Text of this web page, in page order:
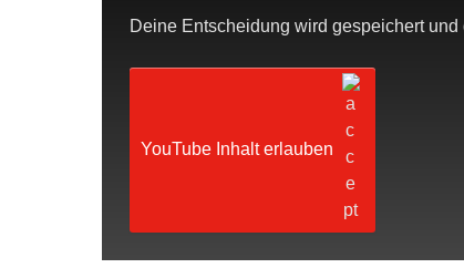
Deine Entscheidung wird gespeichert
YouTube Inhalt erlauben